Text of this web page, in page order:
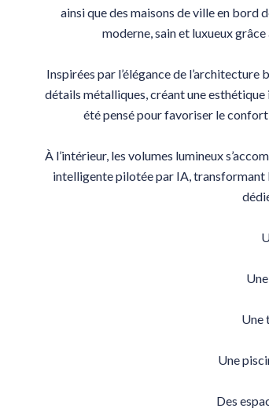
ainsi que des maisons de ville en bord
moderne, sain et luxueux
Inspirées par l’élégance de
détails métalliques, créant une
été pensé pour favoriser le
À l’intérieur, les volumes lumineux
intelligente pilotée par IA, transformant
Une
Une
Des